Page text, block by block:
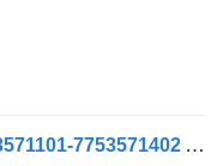
Semiasse Mercedes-Benz A 9483571101-7753571402 Assale motore senza differenziale a slittamento limitato Actros MP4 per automobile Mercedes-Benz A-klasse